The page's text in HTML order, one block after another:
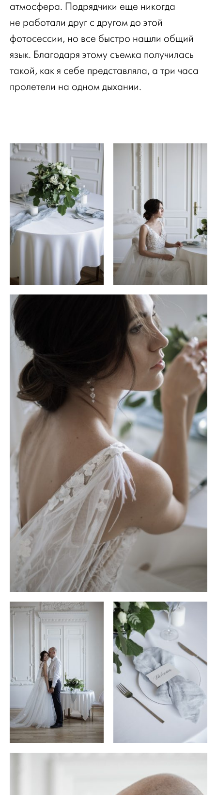
атмосфера. Подрядчики еще никогда
не работали друг с другом до этой
фотосессии, но все быстро нашли общий
язык. Благодаря этому съемка получилась
такой, как я себе представляла, а три часа
пролетели на одном дыхании.